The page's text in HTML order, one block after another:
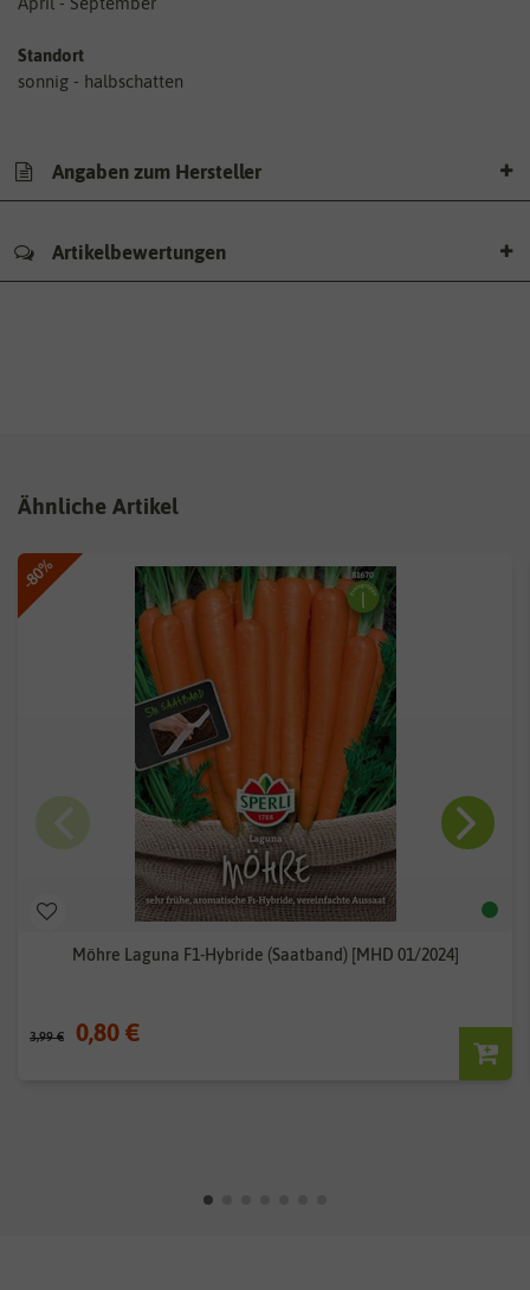
Standort
sonnig - halbschatten
Angaben zum Hersteller
Artikelbewertungen
Ähnliche Artikel
-80%
Möhre Laguna F1-Hybride (Saatband) [MHD 01/2024]
3,99 € 0,80 €